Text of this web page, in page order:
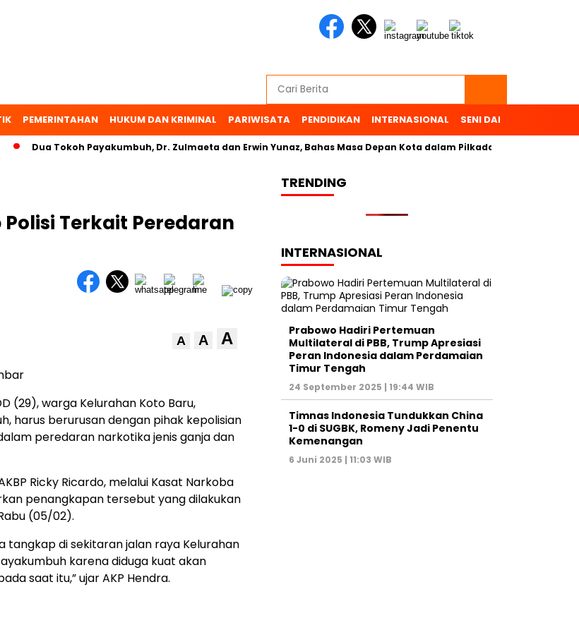
PEMERINTAHAN HUKUM DAN KRIMINAL PARIWISATA PENDIDIKAN INTERNASIONAL SENI DAN BUDAYA
Dua Tokoh Payakumbuh, Dr. Zulmaeta dan Erwin Yunaz, Bahas Masa Depan Kota dalam Pilkada
Terkait Peredaran
A A A
(29), warga Kelurahan Koto Baru,
harus berurusan dengan pihak kepolisian
peredaran narkotika jenis ganja dan
Ricky Ricardo, melalui Kasat Narkoba
penangkapan tersebut yang dilakukan
(05/02).
tangkap di sekitaran jalan raya Kelurahan
karena diduga kuat akan
saat itu,” ujar AKP Hendra.
TRENDING
INTERNASIONAL
Prabowo Hadiri Pertemuan
Multilateral di PBB, Trump Apresiasi
Peran Indonesia dalam Perdamaian
Timur Tengah
24 September 2025 | 19:44 WIB
Timnas Indonesia Tundukkan China
1-0 di SUGBK, Romeny Jadi Penentu
Kemenangan
6 Juni 2025 | 11:03 WIB